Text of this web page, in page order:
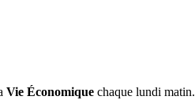
Vie Économique chaque lundi matin.